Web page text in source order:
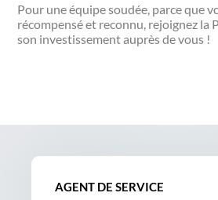
Pour une équipe soudée, parce que
récompensé et reconnu, rejoignez la
son investissement auprès de vous !
AGENT DE SERVICE